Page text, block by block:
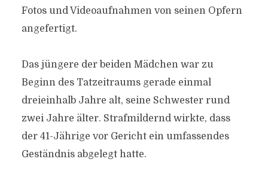
Fotos und Videoaufnahmen von seinen Opfern
angefertigt.
Das jüngere der beiden Mädchen war zu
Beginn des Tatzeitraums gerade einmal
dreieinhalb Jahre alt, seine Schwester rund
zwei Jahre älter. Strafmildernd wirkte, dass
der 41-Jährige vor Gericht ein umfassendes
Geständnis abgelegt hatte.